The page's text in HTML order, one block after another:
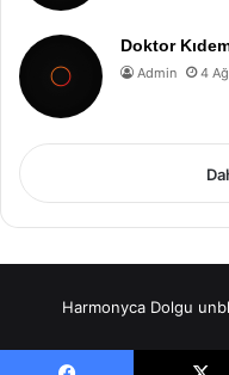
Doktor
Admin 4
Harmonyca Dolgu